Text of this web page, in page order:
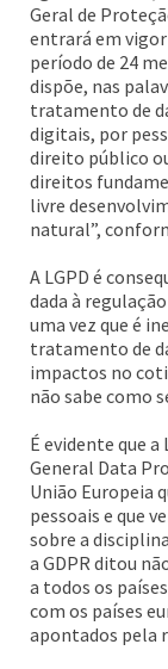
Geral de
entrará em
período de 24
dispõe, nas
tratamento de
digitais, por
direito público
direitos
livre
natural”,
A LGPD é
dada à
uma vez que é
tratamento de
impactos no
não sabe como
É evidente que
General Data
União Europeia
pessoais e que
sobre a
a GDPR ditou
a todos os
com os países
apontados pela